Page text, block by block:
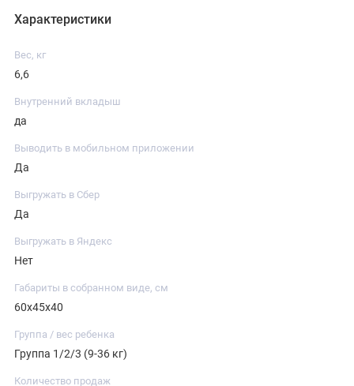
Характеристики
Вес, кг
6,6
Внутренний вкладыш
да
Выводить в мобильном приложении
Да
Выгружать в Сбер
Да
Выгружать в Яндекс
Нет
Габариты в собранном виде, см
60х45х40
Группа / вес ребенка
Группа 1/2/3 (9-36 кг)
Количество продаж